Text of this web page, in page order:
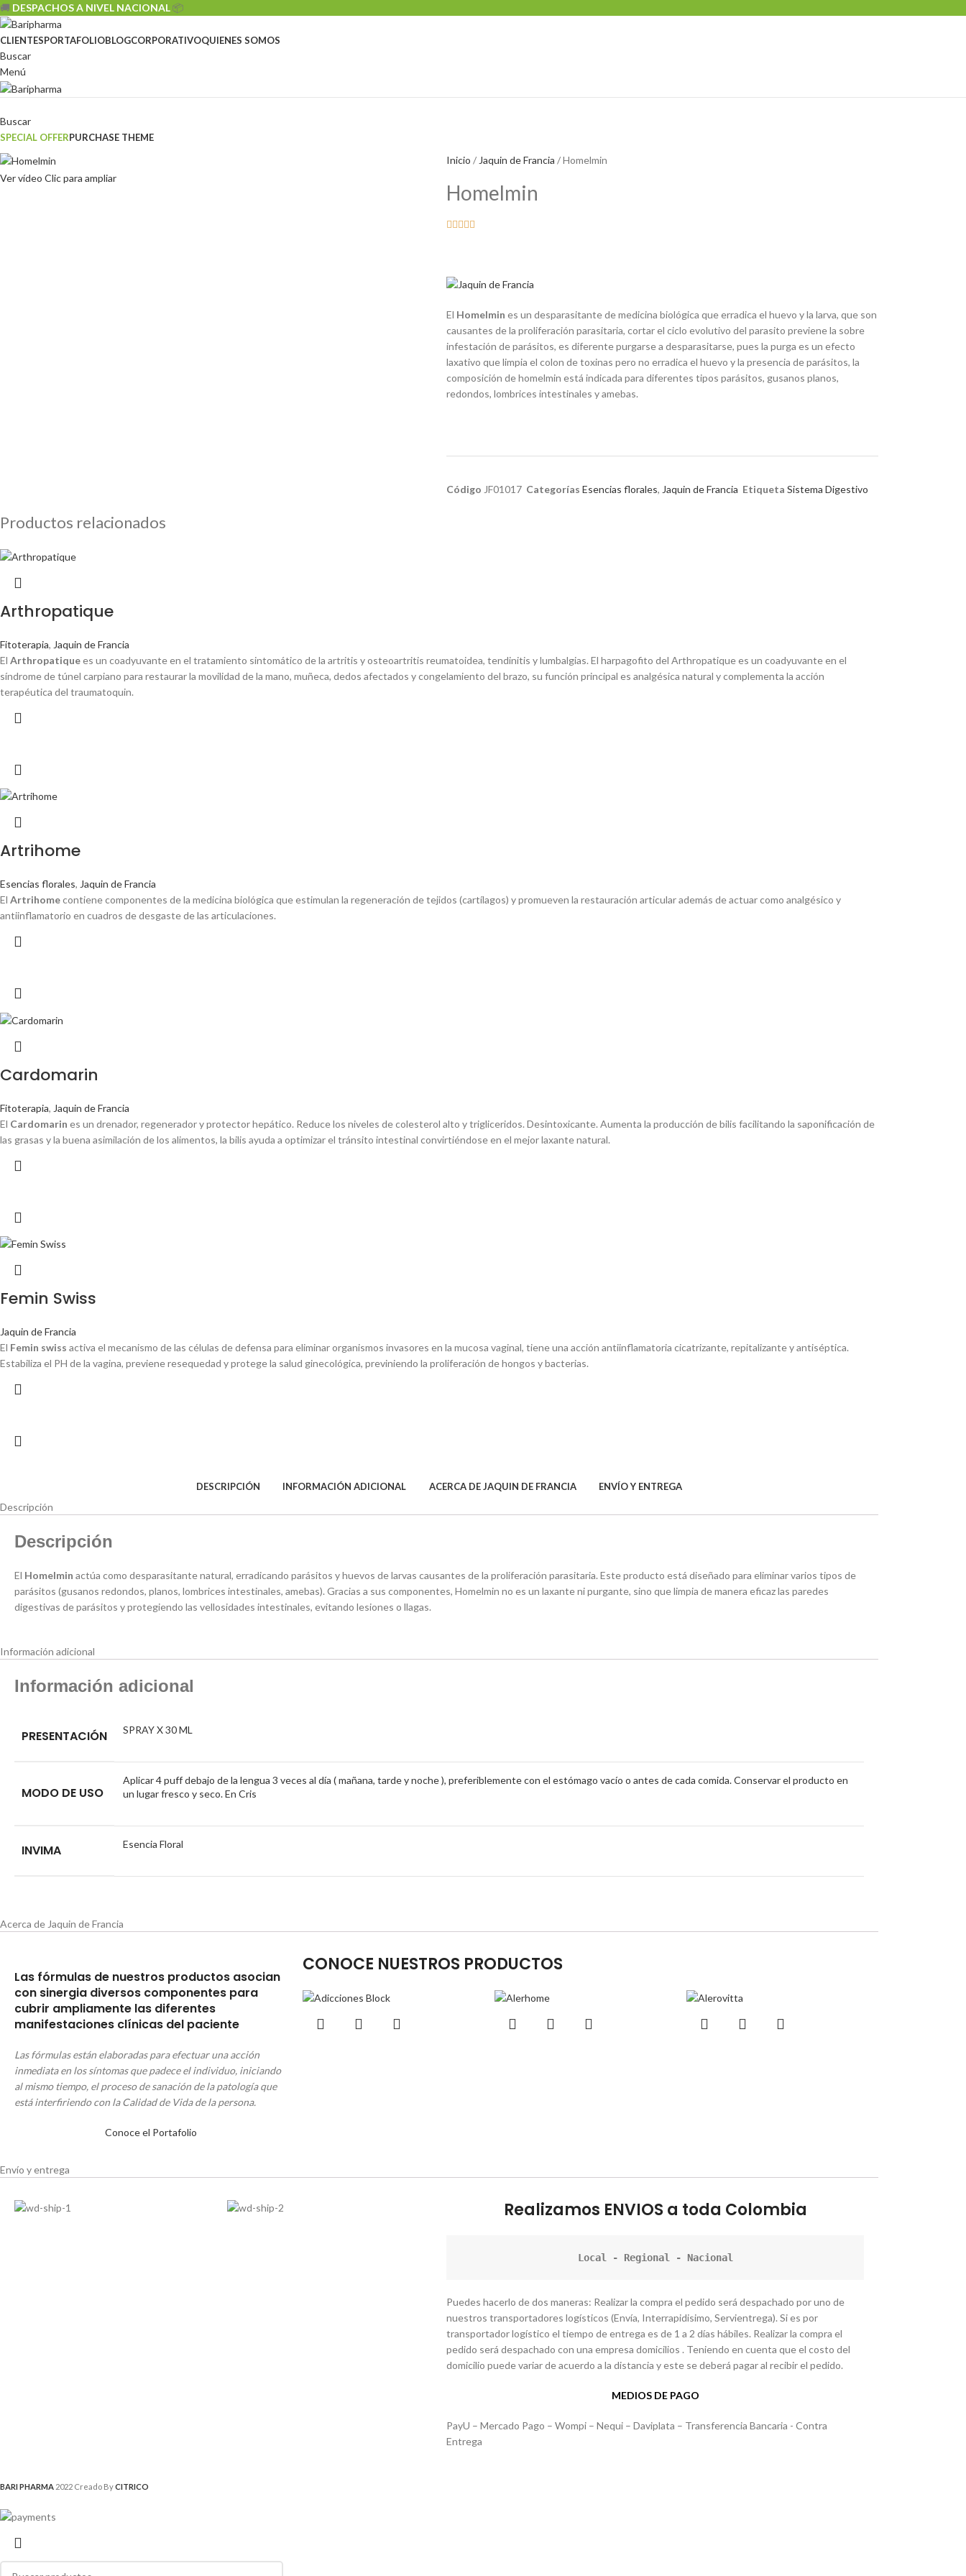
🚚 DESPACHOS A NIVEL NACIONAL📦
CLIENTESPORTAFOLIOBLOGCORPORATIVOQUIENES SOMOS
Buscar
Menú
Buscar
SPECIAL OFFERPURCHASE THEME
Ver vídeo Clic para ampliar
Inicio Jaquin de Francia Homelmin
Homelmin
    
El Homelmin es un desparasitante de medicina biológica que erradica el huevo y la larva, que son
causantes de la proliferación parasitaria, cortar el ciclo evolutivo del parasito previene la sobre
infestación de parásitos, es diferente purgarse a desparasitarse, pues la purga es un efecto
laxativo que limpia el colon de toxinas pero no erradica el huevo y la presencia de parásitos, la
composición de homelmin está indicada para diferentes tipos parásitos, gusanos planos,
redondos, lombrices intestinales y amebas.
Código JF01017 Categorías Esencias florales, Jaquin de Francia Etiqueta Sistema Digestivo
Productos relacionados
Arthropatique
Fitoterapia, Jaquin de Francia
El Arthropatiquees un coadyuvante en el tratamiento sintomático de la artritis y osteoartritis reumatoidea, tendinitis y lumbalgias. El harpagofito del Arthropatique es un coadyuvante en el
síndrome de túnel carpiano para restaurar la movilidad de la mano, muñeca, dedos afectados y congelamiento del brazo, su función principal es analgésica natural y complementa la acción
terapéutica del traumatoquin.
Artrihome
Esencias florales, Jaquin de Francia
El Artrihomecontiene componentes de la medicina biológica que estimulan la regeneración de tejidos (cartílagos) y promueven la restauración articular además de actuar como analgésico y
antiinflamatorio en cuadros de desgaste de las articulaciones.
Cardomarin
Fitoterapia, Jaquin de Francia
El Cardomarin es un drenador, regenerador y protector hepático. Reduce los niveles de colesterol alto y trigliceridos. Desintoxicante. Aumenta la producción de bilis facilitando la saponificación de
las grasas y la buena asimilación de los alimentos, la bilis ayuda a optimizar el tránsito intestinal convirtiéndose en el mejor laxante natural.
Femin Swiss
Jaquin de Francia
El Femin swiss activa el mecanismo de las células de defensa para eliminar organismos invasores en la mucosa vaginal, tiene una acción antiinflamatoria cicatrizante, repitalizante y antiséptica.
Estabiliza el PH de la vagina, previene resequedad y protege la salud ginecológica, previniendo la proliferación de hongos y bacterias.
DESCRIPCIÓN INFORMACIÓN ADICIONAL ACERCA DE JAQUIN DE FRANCIA ENVÍO Y ENTREGA
Descripción
Descripción
El Homelmin actúa como desparasitante natural, erradicando parásitos y huevos de larvas causantes de la proliferación parasitaria. Este producto está diseñado para eliminar varios tipos de
parásitos (gusanos redondos, planos, lombrices intestinales, amebas). Gracias a sus componentes, Homelmin no es un laxante ni purgante, sino que limpia de manera eficaz las paredes
digestivas de parásitos y protegiendo las vellosidades intestinales, evitando lesiones o llagas.
Información adicional
Información adicional
PRESENTACIÓN SPRAY X 30 ML
MODO DE USO
Aplicar 4 puff debajo de la lengua 3 veces al día ( mañana, tarde y noche ), preferiblemente con el estómago vacío o antes de cada comida. Conservar el producto en
un lugar fresco y seco. En Cris
INVIMA Esencia Floral
Acerca de Jaquin de Francia
Las fórmulas de nuestros productos asocian
con sinergia diversos componentes para
cubrir ampliamente las diferentes
manifestaciones clínicas del paciente
Las fórmulas están elaboradas para efectuar una acción
inmediata en los síntomas que padece el individuo, iniciando
al mismo tiempo, el proceso de sanación de la patología que
está interfiriendo con la Calidad de Vida de la persona.
Conoce el Portafolio
CONOCE NUESTROS PRODUCTOS
Envío y entrega
Realizamos ENVIOS a toda Colombia
Local - Regional - Nacional
Puedes hacerlo de dos maneras: Realizar la compra el pedido será despachado por uno de
nuestros transportadores logísticos (Envía, Interrapidisimo, Servientrega). Si es por
transportador logístico el tiempo de entrega es de 1 a 2 días hábiles. Realizar la compra el
pedido será despachado con una empresa domicilios . Teniendo en cuenta que el costo del
domicilio puede variar de acuerdo a la distancia y este se deberá pagar al recibir el pedido.
MEDIOS DE PAGO
PayU – Mercado Pago – Wompi – Nequi – Daviplata – Transferencia Bancaria - Contra
Entrega
BARI PHARMA 2022 Creado ByCITRICO